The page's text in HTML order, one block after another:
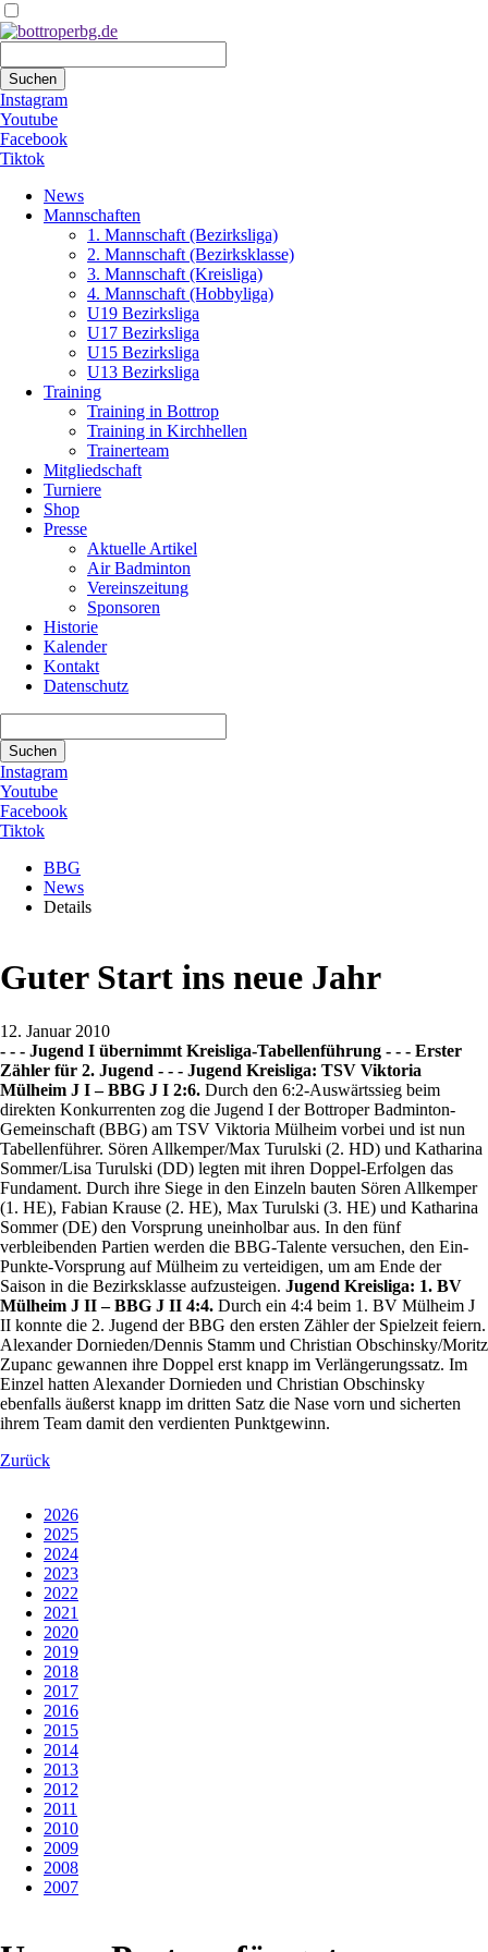
Suchen
Instagram
Youtube
Facebook
Tiktok
überspringen
News
Mannschaften
1. Mannschaft (Bezirksliga)
2. Mannschaft (Bezirksklasse)
3. Mannschaft (Kreisliga)
4. Mannschaft (Hobbyliga)
U19 Bezirksliga
U17 Bezirksliga
U15 Bezirksliga
U13 Bezirksliga
Training
Training in Bottrop
Training in Kirchhellen
Trainerteam
Mitgliedschaft
Turniere
Shop
Presse
Aktuelle Artikel
Air Badminton
Vereinszeitung
Sponsoren
Historie
Kalender
Kontakt
Datenschutz
Suchen
Instagram
Youtube
Facebook
Tiktok
BBG
News
Details
Guter Start ins neue Jahr
12. Januar 2010
- - - Jugend I übernimmt Kreisliga-Tabellenführung - - - Erster
Zähler für 2. Jugend - - - Jugend Kreisliga: TSV Viktoria
Mülheim J I – BBG J I 2:6. Durch den 6:2-Auswärtssieg beim
direkten Konkurrenten zog die Jugend I der Bottroper Badminton-
Gemeinschaft (BBG) am TSV Viktoria Mülheim vorbei und ist nun
Tabellenführer. Sören Allkemper/Max Turulski (2. HD) und Katharina
Sommer/Lisa Turulski (DD) legten mit ihren Doppel-Erfolgen das
Fundament. Durch ihre Siege in den Einzeln bauten Sören Allkemper
(1. HE), Fabian Krause (2. HE), Max Turulski (3. HE) und Katharina
Sommer (DE) den Vorsprung uneinholbar aus. In den fünf
verbleibenden Partien werden die BBG-Talente versuchen, den Ein-
Punkte-Vorsprung auf Mülheim zu verteidigen, um am Ende der
Saison in die Bezirksklasse aufzusteigen. Jugend Kreisliga: 1. BV
Mülheim J II – BBG J II 4:4. Durch ein 4:4 beim 1. BV Mülheim J
II konnte die 2. Jugend der BBG den ersten Zähler der Spielzeit feiern.
Alexander Dornieden/Dennis Stamm und Christian Obschinsky/Moritz
Zupanc gewannen ihre Doppel erst knapp im Verlängerungssatz. Im
Einzel hatten Alexander Dornieden und Christian Obschinsky
ebenfalls äußerst knapp im dritten Satz die Nase vorn und sicherten
ihrem Team damit den verdienten Punktgewinn.
Zurück
2026
2025
2024
2023
2022
2021
2020
2019
2018
2017
2016
2015
2014
2013
2012
2011
2010
2009
2008
2007